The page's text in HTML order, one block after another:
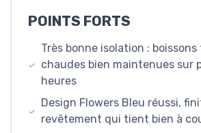
POINTS FORTS
Très bonne isolation :
chaudes bien maintenues sur
heures
Design Flowers Bleu réussi,
revêtement qui tient bien à